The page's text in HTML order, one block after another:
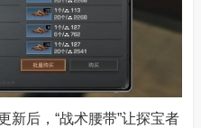
新后，“战术腰带”让探宝者